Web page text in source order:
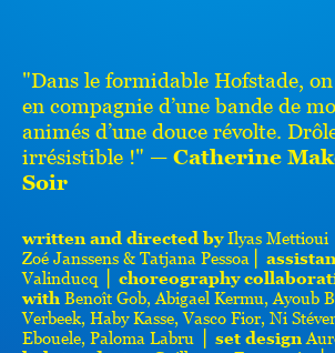
"Dans le formidable Hofstade,
en compagnie d’une bande de
animés d’une douce révolte.
irrésistible !" — Catherine
Soir
written and directed byIlyas Mettioui
Zoé Janssens & Tatjana Pessoa⎪
Valinducq ⎪ choreography
with Benoît Gob, Abigael Kermu, Ayoub
Verbeek, Haby Kasse, Vasco Fior, Ni
Ebouele, Paloma Labru ⎪ set design